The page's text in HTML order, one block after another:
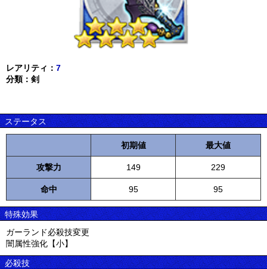
レアリティ： 7
分類：剣
ステータス
初期値 最大値
攻撃力 149 229
命中 95 95
特殊効果
ガーランド必殺技変更
闇属性強化【小】
必殺技